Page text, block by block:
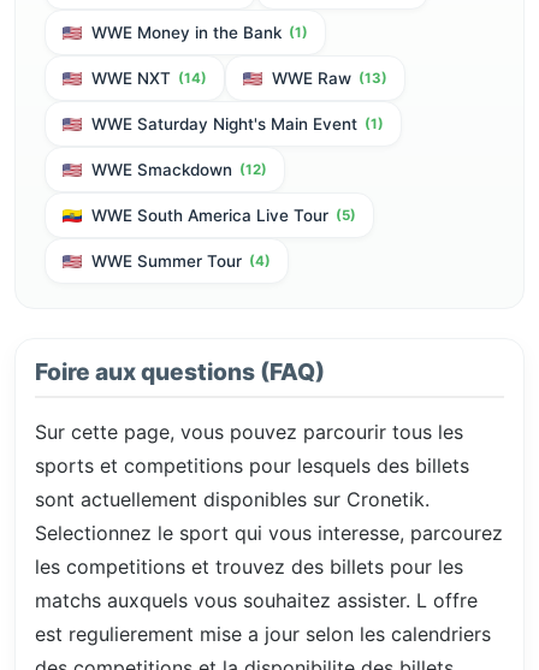
WWE Money in the Bank (1)
WWE NXT (14) WWE Raw (13)
WWE Saturday Night's Main Event (1)
WWE Smackdown (12)
WWE South America Live Tour (5)
WWE Summer Tour (4)
Foire aux questions (FAQ)
Sur cette page, vous pouvez parcourir tous les
sports et competitions pour lesquels des billets
sont actuellement disponibles sur Cronetik.
Selectionnez le sport qui vous interesse, parcourez
les competitions et trouvez des billets pour les
matchs auxquels vous souhaitez assister. L offre
est regulierement mise a jour selon les calendriers